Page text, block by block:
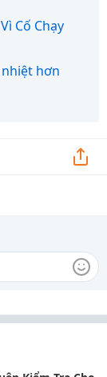
Cố Chạy
hơn